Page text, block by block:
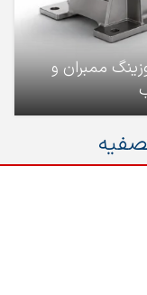
ممبران و